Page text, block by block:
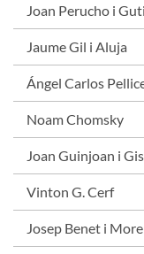
Joan Perucho i
Jaume Gil i Aluja
Ángel Carlos
Noam Chomsky
Joan Guinjoan i
Vinton G. Cerf
Josep Benet i